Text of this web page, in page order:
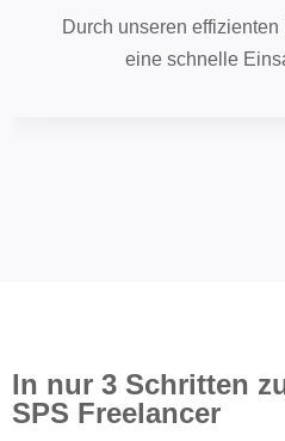
Durch unseren
eine schnelle
In nur 3 Schritten
SPS Freelancer